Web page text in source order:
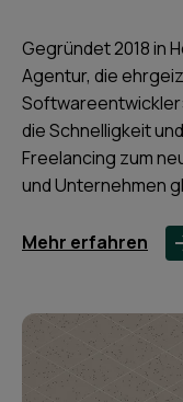
Gegründet 2018 in
Agentur, die
die Schnelligkeit
Freelancing zum
und Unternehmen
Mehr erfahren